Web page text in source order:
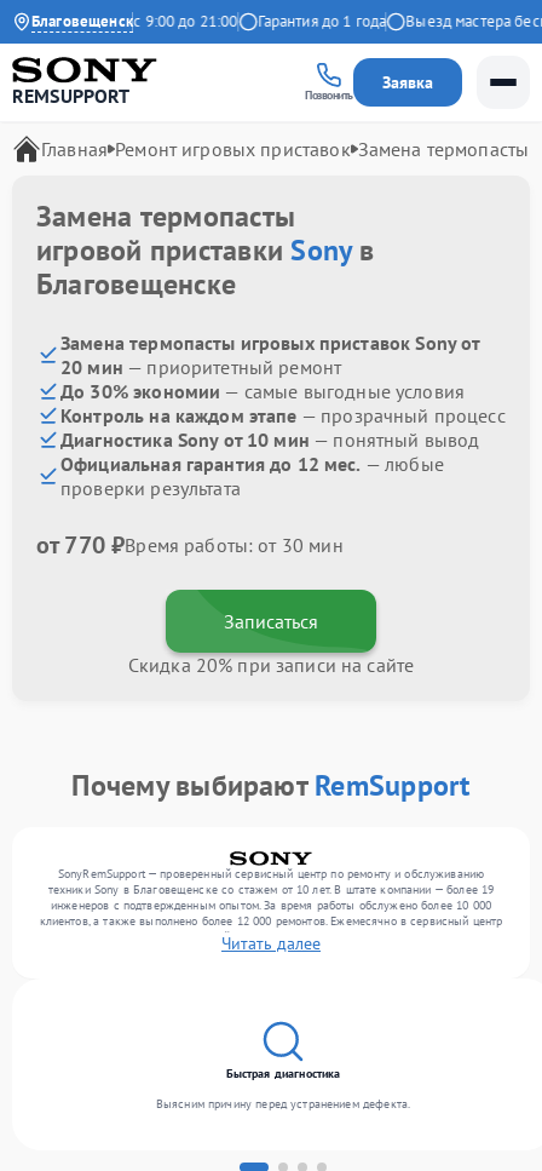
Благовещенск
Ежедневно с 9:00 до 21:00 Гарантия до 1 года Выезд мастера
REMSUPPORT Позвонить
Заявка
Главная Ремонт игровых приставок Замена термопасты
Замена термопасты
игровой приставкиSonyв
Благовещенске
Замена термопасты игровых приставок Sony от
20 мин — приоритетный ремонт
До 30% экономии — самые выгодные условия
Контроль на каждом этапе — прозрачный процесс
Диагностика Sony от 10 мин — понятный вывод
Официальная гарантия до 12 мес. — любые
проверки результата
от 770 ₽Время работы: от 30 мин
Записаться
Скидка 20% при записи на сайте
Почему выбираютRemSupport
SonyRemSupport — проверенный сервисный центр по ремонту и обслуживанию
техники Sony в Благовещенске со стажем от 10 лет. В штате компании — более 19
инженеров с подтвержденным опытом. За время работы обслужено более 10 000
клиентов, а также выполнено более 12 000 ремонтов. Ежемесячно в сервисный центр
поступает более 300 обращений, включая , , . Мы выполняем ремонт различного
уровня сложности и предлагаем стабильный уровень сервиса благодаря
Читать далее
Быстрая диагностика
Выясним причину перед устранением дефекта.